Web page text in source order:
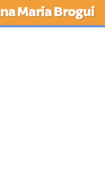
Maria Brogui